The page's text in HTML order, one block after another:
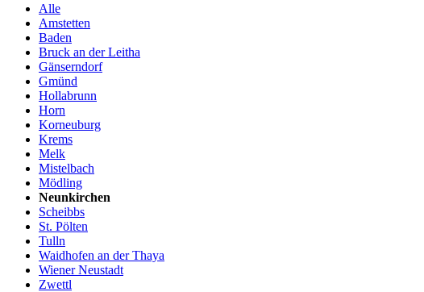
Alle
Amstetten
Baden
Bruck an der Leitha
Gänserndorf
Gmünd
Hollabrunn
Horn
Korneuburg
Krems
Melk
Mistelbach
Mödling
Neunkirchen
Scheibbs
St. Pölten
Tulln
Waidhofen an der Thaya
Wiener Neustadt
Zwettl